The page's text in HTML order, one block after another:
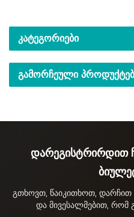
ᲙᲐᲢᲔᲒᲝᲠᲘᲔᲑᲘ
ᲒᲐᲛᲝᲠᲩᲔᲣᲚᲘ
Დარეგისტრირდით
გთხოვთ, წაიკითხოთ, დარჩით
და მივესალმებით,